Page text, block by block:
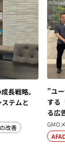
”ユーザーインセ
する「ギフコ
る広告効果最大
GMOメディア株式